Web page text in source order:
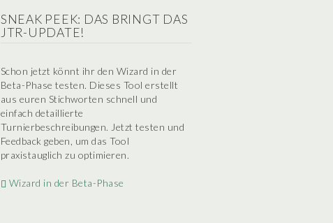
SNEAK PEEK: DAS BRINGT DAS
JTR-UPDATE!
Schon jetzt könnt ihr den Wizard in der
Beta-Phase testen. Dieses Tool erstellt
aus euren Stichworten schnell und
einfach detaillierte
Turnierbeschreibungen. Jetzt testen und
Feedback geben, um das Tool
praxistauglich zu optimieren.
Wizard in der Beta-Phase